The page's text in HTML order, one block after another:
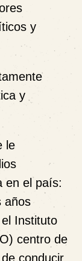
y
y
le
en el país:
años
Instituto
centro de
conducir